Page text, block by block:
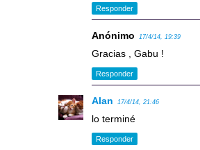
Responder
Anónimo 17/4/14, 19:39
Gracias , Gabu !
Responder
Alan 17/4/14, 21:46
lo terminé
Responder